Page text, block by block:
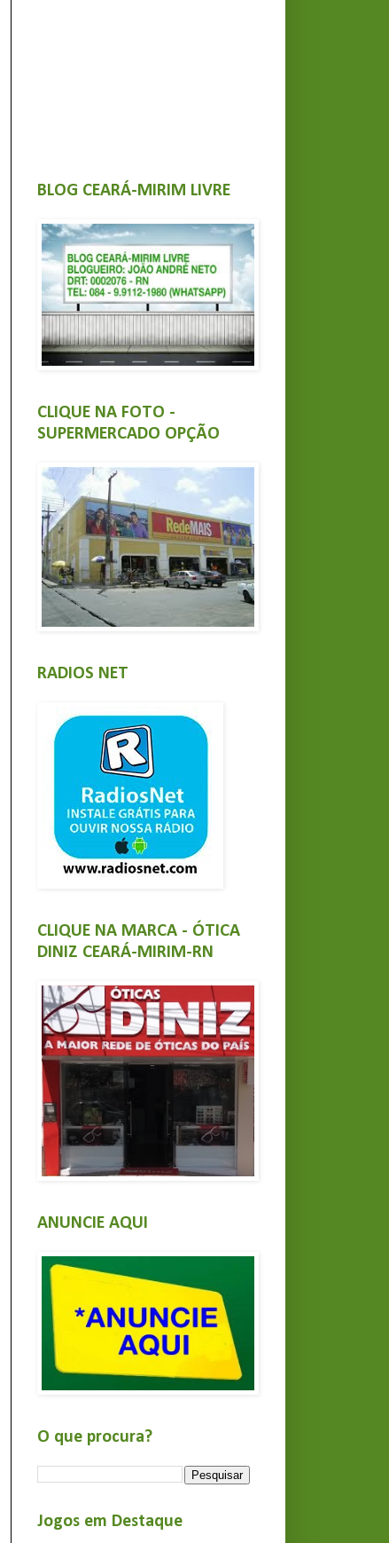
BLOG CEARÁ-MIRIM LIVRE
CLIQUE NA FOTO -
SUPERMERCADO OPÇÃO
RADIOS NET
CLIQUE NA MARCA - ÓTICA
DINIZ CEARÁ-MIRIM-RN
ANUNCIE AQUI
O que procura?
Jogos em Destaque